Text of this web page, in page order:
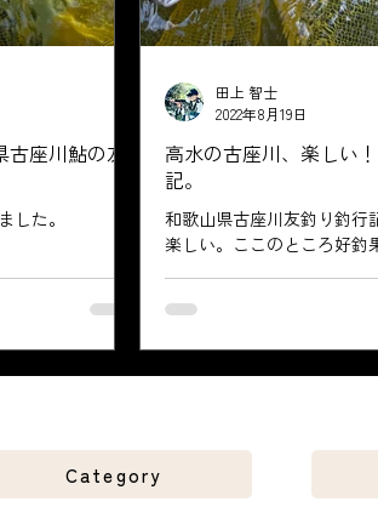
座川鮎の友
した。
高水の古座川、楽しい
記。
和歌山県古座川友釣り釣行
楽しい。ここのところ好釣
田上 智士
2022年8月19日
Category